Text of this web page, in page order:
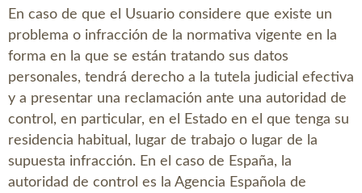
En caso de que el Usuario considere que existe un
problema o infracción de la normativa vigente en la
forma en la que se están tratando sus datos
personales, tendrá derecho a la tutela judicial efectiva
y a presentar una reclamación ante una autoridad de
control, en particular, en el Estado en el que tenga su
residencia habitual, lugar de trabajo o lugar de la
supuesta infracción. En el caso de España, la
autoridad de control es la Agencia Española de